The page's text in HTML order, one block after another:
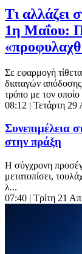
Τι αλλάζει
1η Μαΐου:
Σε εφαρμογή
διαταγών
τρόπο με τον οποίο
08:12 | Τετάρτη 29
Συνεπιμέλεια
στην πράξη
Η σύγχρονη
μετατοπίσει,
λ...
07:40 | Τρίτη 21